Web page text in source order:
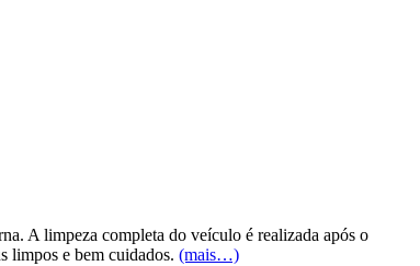
A limpeza completa do veículo é realizada após o
limpos e bem cuidados. (mais…)